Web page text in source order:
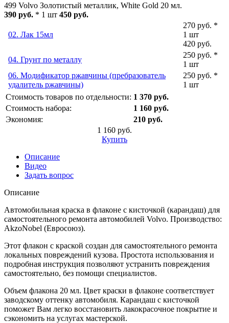
499 Volvo Золотистый металлик, White Gold 20 мл.
390 руб. * 1 шт 450 руб.
02. Лак 15мл
270 руб. *
1 шт
420 руб.
04. Грунт по металлу
250 руб. *
1 шт
06. Модификатор ржавчины (пребразователь
удалитель ржавчины)
250 руб. *
1 шт
Стоимость товаров по отдельности: 1 370 руб.
Стоимость набора:
1 160 руб.
Экономия:
210 руб.
1 160 руб.
Купить
Описание
Видео
Задать вопрос
Описание
Автомобильная краска в флаконе с кисточкой (карандаш) для
самостоятельного ремонта автомобилей Volvo. Производство:
AkzoNobel (Евросоюз).
Этот флакон с краской создан для самостоятельного ремонта
локальных повреждений кузова. Простота использования и
подробная инструкция позволяют устранить повреждения
самостоятельно, без помощи специалистов.
Объем флакона 20 мл. Цвет краски в флаконе соответствует
заводскому оттенку автомобиля. Карандаш с кисточкой
поможет Вам легко восстановить лакокрасочное покрытие и
сэкономить на услугах мастерской.